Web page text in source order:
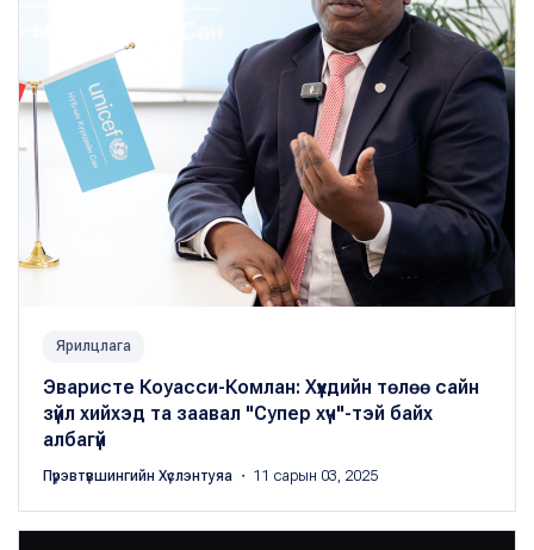
Ярилцлага
Эваристе Коуасси-Комлан: Хүүхдийн төлөө сайн
зүйл хийхэд та заавал "Супер хүч"-тэй байх
албагүй
Пүрэвтүвшингийн Хүслэнтуяа ・ 11 сарын 03, 2025